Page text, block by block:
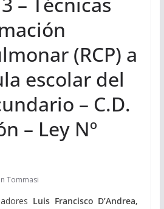
(RCP) a
escolar del
– C.D.
– Ley Nº
Tommasi
Luis Francisco D’Andrea,